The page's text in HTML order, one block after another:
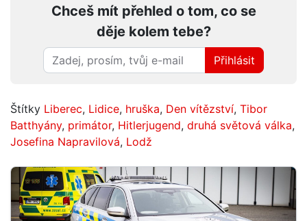
Chceš mít přehled o tom, co se
děje kolem tebe?
Přihlásit
Štítky Liberec, Lidice, hruška, Den vítězství, Tibor
Batthyány, primátor, Hitlerjugend, druhá světová válka,
Josefina Napravilová, Lodž